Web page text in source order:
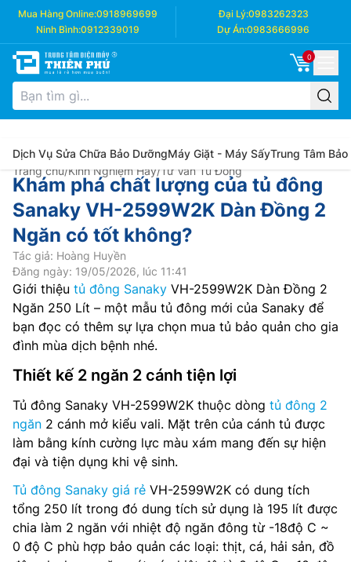
Mua Hàng Online:0918969699 Đại Lý:0983262323
Ninh Bình:0912339019 Dự Án:0983666996
0
Dịch Vụ Sửa Chữa Bảo DưỡngMáy Giặt - Máy SấyTrung Tâm Bảo
Trang chủ/Kinh Nghiệm Hay/Tư Vấn Tủ Đông
Khám phá chất lượng của tủ đông
Sanaky VH-2599W2K Dàn Đồng 2
Ngăn có tốt không?
Tác giả: Hoàng Huyền
Đăng ngày: 19/05/2026, lúc 11:41
Giới thiệu tủ đông Sanaky VH-2599W2K Dàn Đồng 2
Ngăn 250 Lít – một mẫu tủ đông mới của Sanaky để
bạn đọc có thêm sự lựa chọn mua tủ bảo quản cho gia
đình mùa dịch bệnh nhé.
Thiết kế 2 ngăn 2 cánh tiện lợi
Tủ đông Sanaky VH-2599W2K thuộc dòng tủ đông 2
ngăn 2 cánh mở kiểu vali. Mặt trên của cánh tủ được
làm bằng kính cường lực màu xám mang đến sự hiện
đại và tiện dụng khi vệ sinh.
Tủ đông Sanaky giá rẻ VH-2599W2K có dung tích
tổng 250 lít trong đó dung tích sử dụng là 195 lít được
chia làm 2 ngăn với nhiệt độ ngăn đông từ -18độ C ~
0 độ C phù hợp bảo quản các loại: thịt, cá, hải sản, đồ